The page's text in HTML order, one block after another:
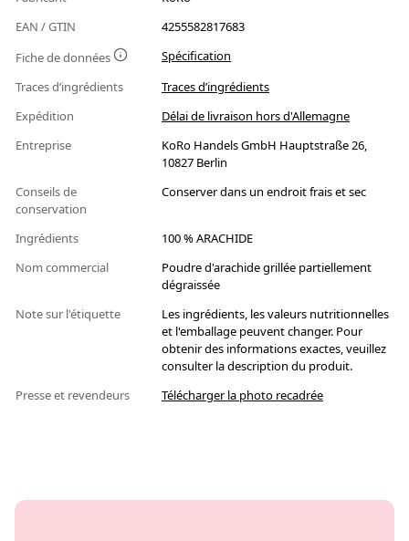
EAN / GTIN
4255582817683
Fiche de données
Spécification
Traces d’ingrédients
Traces d’ingrédients
Expédition
Délai de livraison hors d'Allemagne
Entreprise
KoRo Handels GmbH Hauptstraße 26,
10827 Berlin
Conseils de
conservation
Conserver dans un endroit frais et sec
Ingrédients
100 % ARACHIDE
Nom commercial
Poudre d'arachide grillée partiellement
dégraissée
Note sur l'étiquette
Les ingrédients, les valeurs nutritionnelles
et l'emballage peuvent changer. Pour
obtenir des informations exactes, veuillez
consulter la description du produit.
Presse et revendeurs
Télécharger la photo recadrée